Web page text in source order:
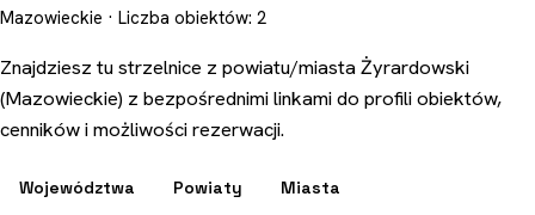
Mazowieckie · Liczba obiektów: 2
Znajdziesz tu strzelnice z powiatu/miasta Żyrardowski
(Mazowieckie) z bezpośrednimi linkami do profili obiektów,
cenników i możliwości rezerwacji.
Województwa Powiaty Miasta